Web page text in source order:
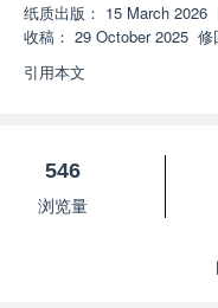
纸质出版： 15 March 2026
收稿： 29 October 2025 修
引用本文
546
浏览量